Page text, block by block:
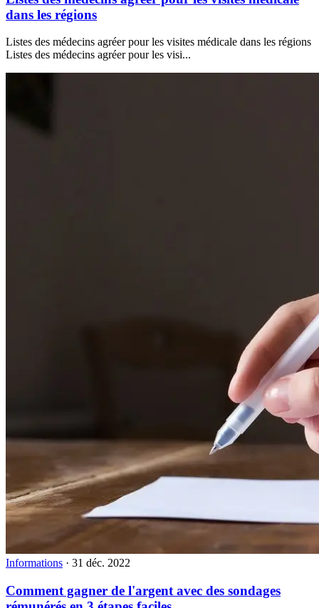
dans les régions
Listes des médecins agréer pour les visites médicale dans les régions
Listes des médecins agréer pour les visi...
Informations · 31 déc. 2022
Comment gagner de l'argent avec des sondages